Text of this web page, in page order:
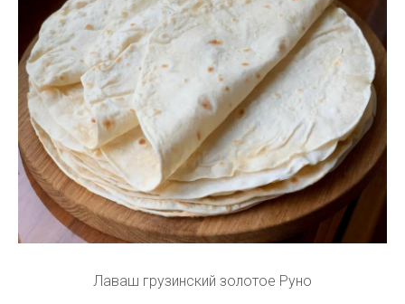
Лаваш грузинский золотое Руно